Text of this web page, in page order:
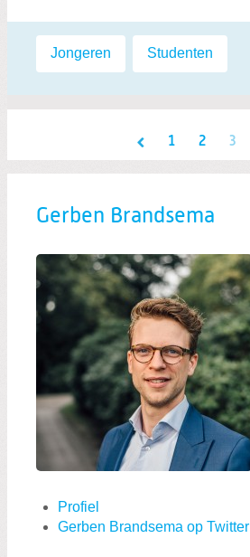
Labels:
Jongeren Studenten
1 2 3
Gerben Brandsema
Profiel
Gerben Brandsema op Twitter